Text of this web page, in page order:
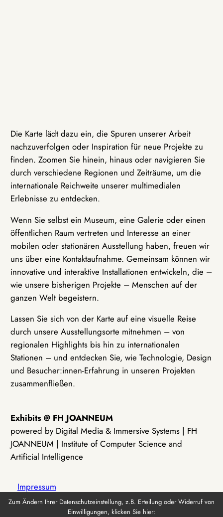
Die Karte lädt dazu ein, die Spuren unserer Arbeit
nachzuverfolgen oder Inspiration für neue Projekte zu
finden. Zoomen Sie hinein, hinaus oder navigieren Sie
durch verschiedene Regionen und Zeiträume, um die
internationale Reichweite unserer multimedialen
Erlebnisse zu entdecken.
Wenn Sie selbst ein Museum, eine Galerie oder einen
öffentlichen Raum vertreten und Interesse an einer
mobilen oder stationären Ausstellung haben, freuen wir
uns über eine Kontaktaufnahme. Gemeinsam können wir
innovative und interaktive Installationen entwickeln, die –
wie unsere bisherigen Projekte – Menschen auf der
ganzen Welt begeistern.
Lassen Sie sich von der Karte auf eine visuelle Reise
durch unsere Ausstellungsorte mitnehmen – von
regionalen Highlights bis hin zu internationalen
Stationen – und entdecken Sie, wie Technologie, Design
und Besucher:innen-Erfahrung in unseren Projekten
zusammenfließen.
Exhibits @ FH JOANNEUM
powered by Digital Media & Immersive Systems | FH
JOANNEUM | Institute of Computer Science and
Artificial Intelligence
Impressum
Zum Ändern Ihrer Datenschutzeinstellung, z.B. Erteilung oder Widerruf von
Einwilligungen, klicken Sie hier: